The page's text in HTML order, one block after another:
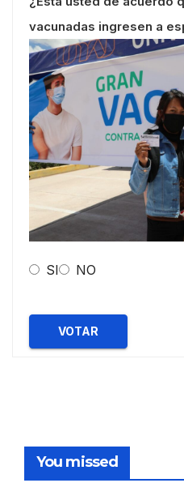
vacunadas ingresen a
SI NO
VOTAR
You missed